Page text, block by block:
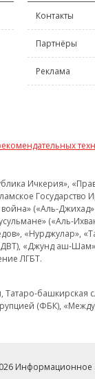
Контакты
Партнёры
Реклама
Ичкерия»,
(«Аль-Джихад»
(«Аль-
«Нурджулар»,
«Джунд аш-
ЛГБТ.
(ФБК),
Информационное